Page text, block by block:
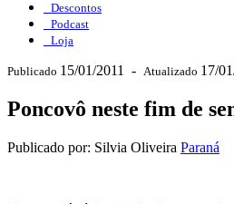
Descontos
Podcast
Loja
Publicado 15/01/2011 - Atualizado 17/
Poncovô neste fim de
Publicado por: Silvia Oliveira Paraná